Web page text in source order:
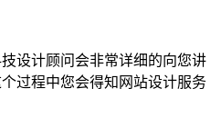
设计顾问会非常详细的向您讲
过程中您会得知网站设计服务